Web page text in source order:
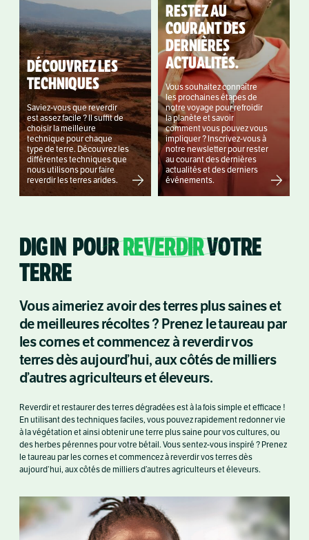
DÉCOUVREZ LES
TECHNIQUES
Saviez-vous que reverdir
est assez facile ? Il suffit de
choisir la meilleure
technique pour chaque
type de terre. Découvrez les
différentes techniques que
nous utilisons pour faire
reverdir les terres arides.
RESTEZ AU
COURANT DES
DERNIÈRES
ACTUALITÉS.
Vous souhaitez connaître
les prochaines étapes de
notre voyage pour refroidir
la planète et savoir
comment vous pouvez vous
impliquer ? Inscrivez-vous à
notre newsletter pour rester
au courant des dernières
actualités et des derniers
événements.
DIG IN POURREVERDIRVOTRE
TERRE
Vous aimeriez avoir des terres plus saines et
de meilleures récoltes ? Prenez le taureau par
les cornes et commencez à reverdir vos
terres dès aujourd’hui, aux côtés de milliers
d’autres agriculteurs et éleveurs.
Reverdir et restaurer des terres dégradées est à la fois simple et efficace !
En utilisant des techniques faciles, vous pouvez rapidement redonner vie
à la végétation et ainsi obtenir une terre plus saine pour vos cultures, ou
des herbes pérennes pour votre bétail. Vous sentez-vous inspiré ? Prenez
le taureau par les cornes et commencez à reverdir vos terres dès
aujourd’hui, aux côtés de milliers d’autres agriculteurs et éleveurs.